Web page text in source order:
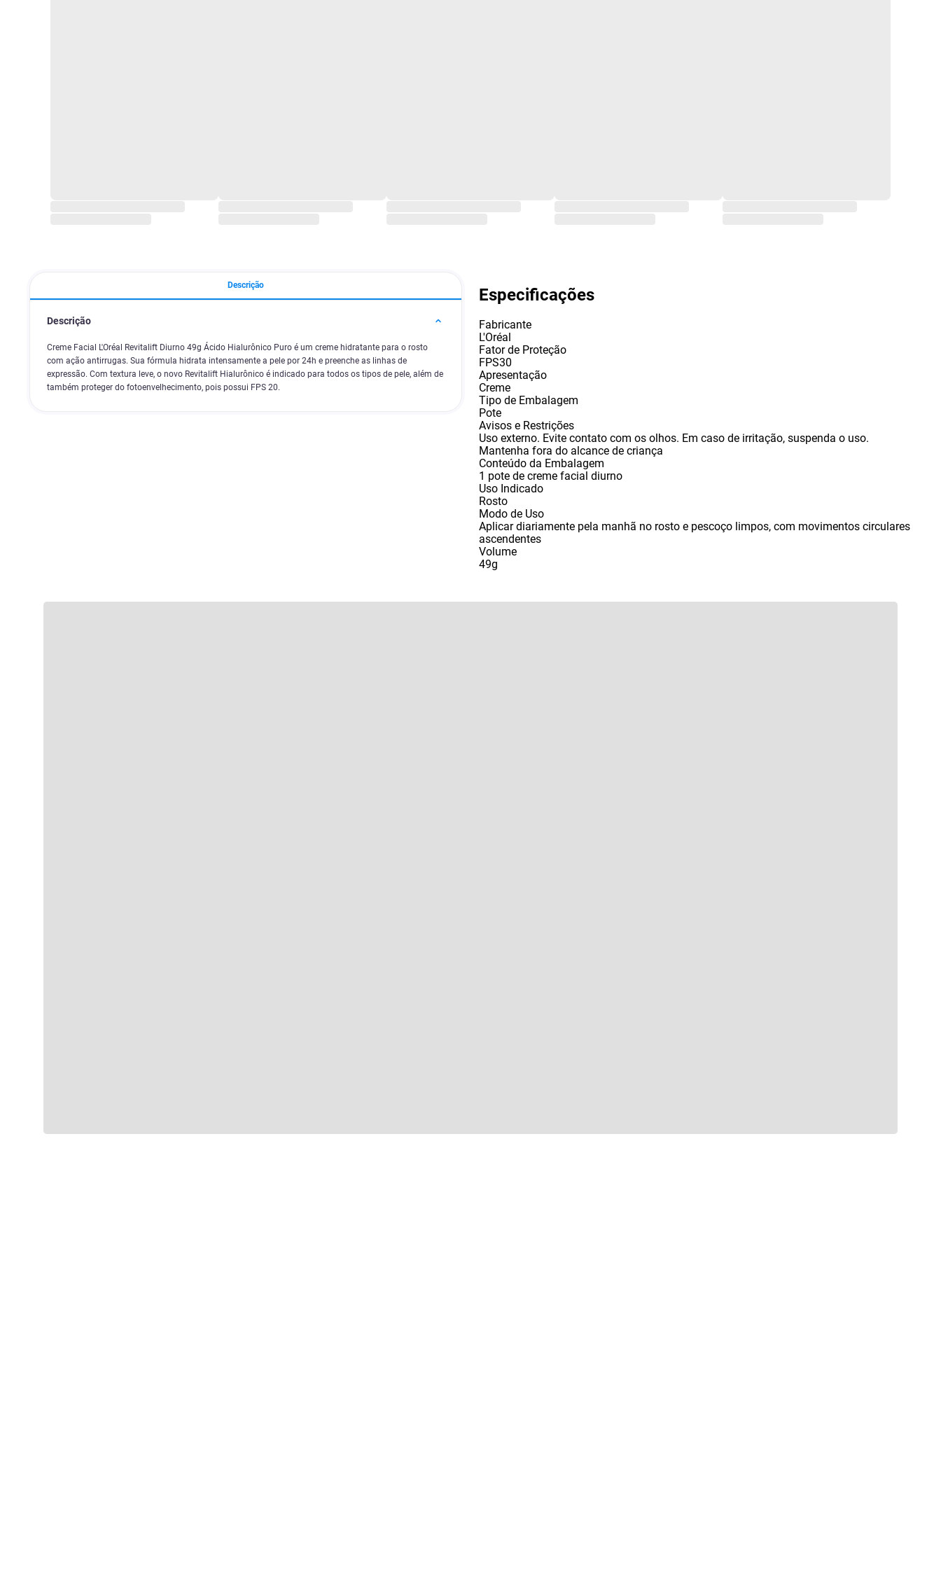
Descrição
Descrição
Creme Facial L'Oréal Revitalift Diurno 49g Ácido Hialurônico Puro é um creme hidratante para o rosto
com ação antirrugas. Sua fórmula hidrata intensamente a pele por 24h e preenche as linhas de
expressão. Com textura leve, o novo Revitalift Hialurônico é indicado para todos os tipos de pele, além de
também proteger do fotoenvelhecimento, pois possui FPS 20.
Especificações
Fabricante
L'Oréal
Fator de Proteção
FPS30
Apresentação
Creme
Tipo de Embalagem
Pote
Avisos e Restrições
Uso externo. Evite contato com os olhos. Em caso de irritação, suspenda o uso.
Mantenha fora do alcance de criança
Conteúdo da Embalagem
1 pote de creme facial diurno
Uso Indicado
Rosto
Modo de Uso
Aplicar diariamente pela manhã no rosto e pescoço limpos, com movimentos circulares
ascendentes
Volume
49g